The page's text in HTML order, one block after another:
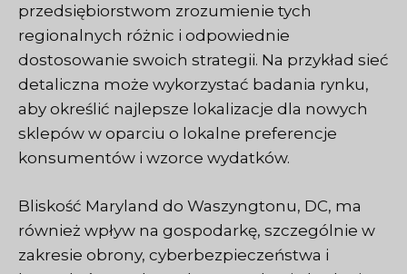
przedsiębiorstwom zrozumienie tych
regionalnych różnic i odpowiednie
dostosowanie swoich strategii. Na przykład sieć
detaliczna może wykorzystać badania rynku,
aby określić najlepsze lokalizacje dla nowych
sklepów w oparciu o lokalne preferencje
konsumentów i wzorce wydatków.
Bliskość Maryland do Waszyngtonu, DC, ma
również wpływ na gospodarkę, szczególnie w
zakresie obrony, cyberbezpieczeństwa i